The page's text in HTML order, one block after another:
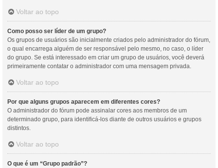
Voltar ao topo
Como posso ser líder de um grupo?
Os grupos de usuários são inicialmente criados pelo administrador do fórum,
o qual encarrega alguém de ser responsável pelo mesmo, no caso, o líder
do grupo. Se está interessado em criar um grupo de usuários, você deverá
primeiramente contatar o administrador com uma mensagem privada.
Voltar ao topo
Por que alguns grupos aparecem em diferentes cores?
O administrador do fórum pode assinalar cores aos membros de um
determinado grupo, para identificá-los diante de outros usuários e grupos
distintos.
Voltar ao topo
O que é um “Grupo padrão”?